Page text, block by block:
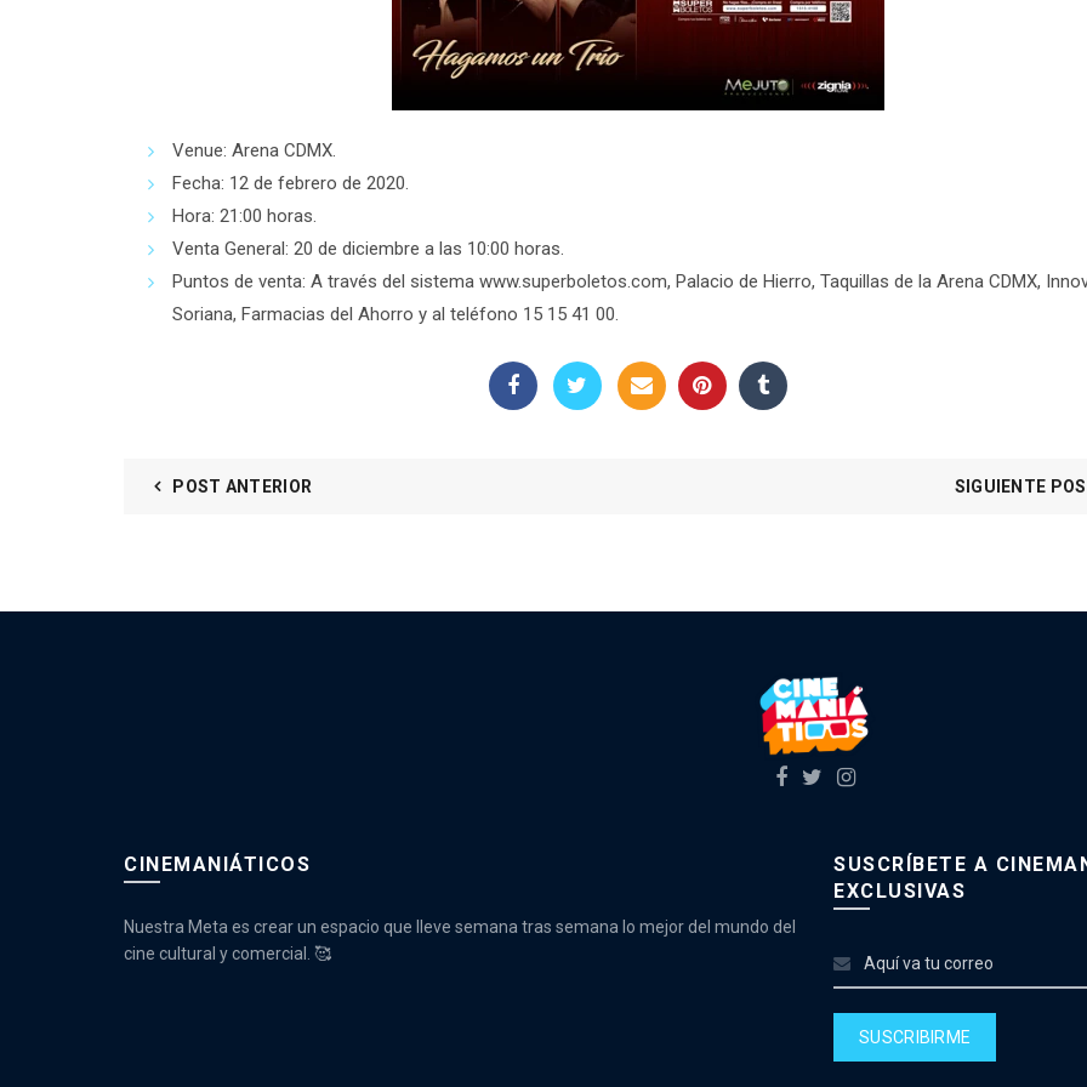
Venue: Arena CDMX.
Fecha: 12 de febrero de 2020.
Hora: 21:00 horas.
Venta General: 20 de diciembre a las 10:00 horas.
Puntos de venta: A través del sistema www.superboletos.com, Palacio de Hierro, Taquillas de la Arena CDMX,
Soriana, Farmacias del Ahorro y al teléfono 15 15 41 00.
POST ANTERIOR SIGUIENTE
CINEMANIÁTICOS
Nuestra Meta es crear un espacio que lleve semana tras semana lo mejor del mundo del
cine cultural y comercial. 🥰
SUSCRÍBETE A
EXCLUSIVAS